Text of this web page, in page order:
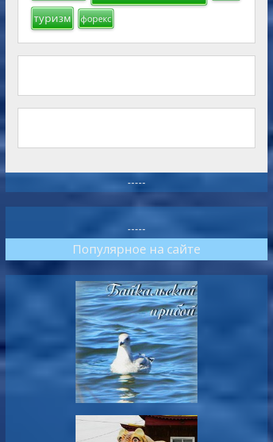
туризм форекс
-----
-----
Популярное на сайте